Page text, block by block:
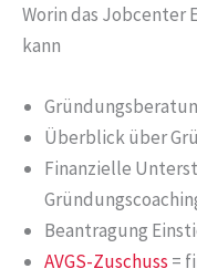
Worin das
kann
Überblick über
Finanzielle
Beantragung
AVGS-Zuschuss =